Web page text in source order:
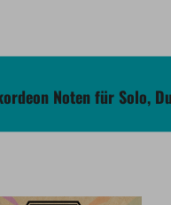
Noten für Solo,